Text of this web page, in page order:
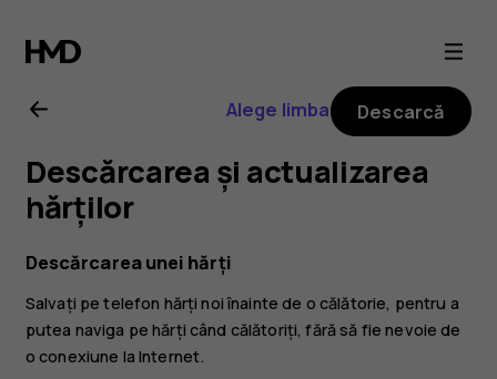
Ghid
de
utilizare
Nokia
8.1
Alege limba Descarcă
Descărcarea și actualizarea
hărților
Descărcarea unei hărți
Salvați pe telefon hărți noi înainte de o călătorie, pentru a
putea naviga pe hărți când călătoriți, fără să fie nevoie de
o conexiune la Internet.